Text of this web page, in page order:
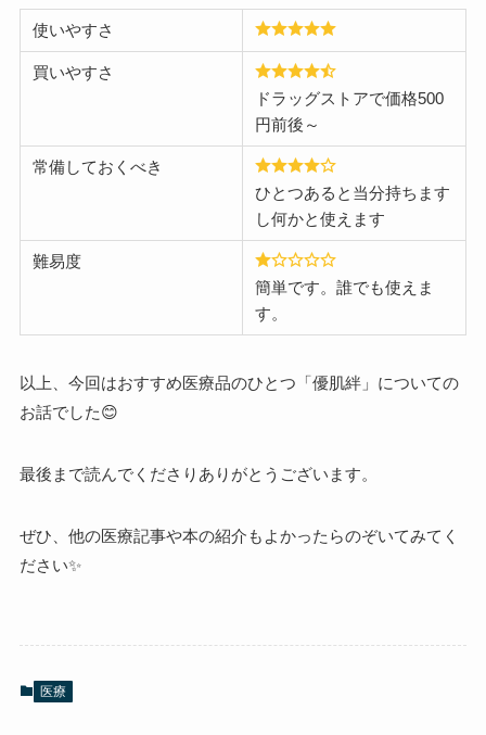
使いやすさ
買いやすさ
ドラッグストアで価格500
円前後～
常備しておくべき
ひとつあると当分持ちます
し何かと使えます
難易度
簡単です。誰でも使えま
す。
以上、今回はおすすめ医療品のひとつ「優肌絆」についての
お話でした😊
最後まで読んでくださりありがとうございます。
ぜひ、他の医療記事や本の紹介もよかったらのぞいてみてく
ださい✨
医療